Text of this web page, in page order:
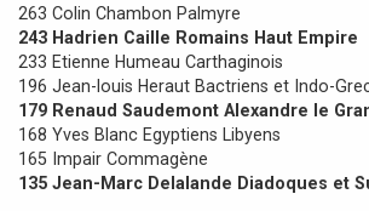
263 Colin Chambon Palmyre
243 Hadrien Caille Romains Haut Empire
233 Etienne Humeau Carthaginois
196 Jean-louis Heraut Bactriens et Indo-
179 Renaud Saudemont Alexandre le
168 Yves Blanc Egyptiens Libyens
165 Impair Commagène
135 Jean-Marc Delalande Diadoques et